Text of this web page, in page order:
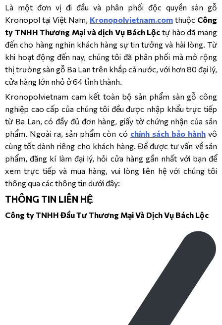
Là một đơn vị đi đầu và phân phối độc quyền sàn gỗ
Kronopol tại Việt Nam, Kronopolvietnam.com thuộc Công
ty TNHH Thương Mại và dịch Vụ Bách Lộc tự hào đã mang
đến cho hàng nghìn khách hàng sự tin tưởng và hài lòng. Từ
khi hoạt động đến nay, chúng tôi đã phân phối mà mở rộng
thị trường sàn gỗ Ba Lan trên khắp cả nước, với hơn 80 đại lý,
cửa hàng lớn nhỏ ở 64 tỉnh thành.
Kronopolvietnam cam kết toàn bộ sản phẩm sàn gỗ công
nghiệp cao cấp của chúng tôi đều được nhập khẩu trực tiếp
từ Ba Lan, có đầy đủ đơn hàng, giấy tờ chứng nhận của sản
phẩm. Ngoài ra, sản phẩm còn có chính sách bảo hànhvô
cùng tốt dành riêng cho khách hàng. Để được tư vấn về sản
phẩm, đăng kí làm đại lý, hỏi cửa hàng gần nhất với bạn để
xem trực tiếp và mua hàng, vui lòng liên hệ với chúng tôi
thông qua các thông tin dưới đây:
THÔNG TIN LIÊN HỆ
Công ty TNHH Đầu Tư Thương Mại Và Dịch Vụ Bách Lộc